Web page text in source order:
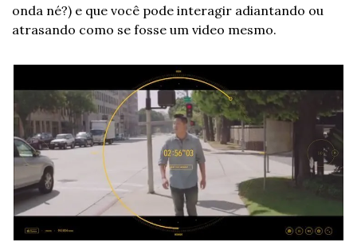
onda né?) e que você pode interagir adiantando ou
atrasando como se fosse um video mesmo.